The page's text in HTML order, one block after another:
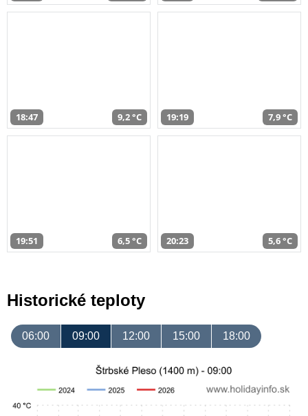
18:47 9,2 °C 19:19 7,9 °C
19:51 6,5 °C 20:23 5,6 °C
Historické teploty
06:00 09:00 12:00 15:00 18:00